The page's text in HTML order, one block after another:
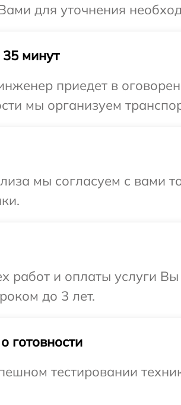
для уточнения
минут
приедет в
мы организуем
мы согласуем с вами
работ и оплаты услуги
до 3 лет.
готовности
тестировании